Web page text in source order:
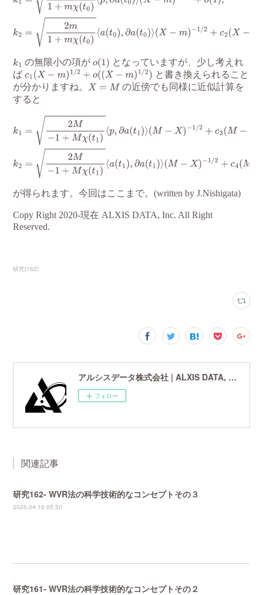
研究(162)
アルシスデータ株式会社 | ALXIS DATA, Inc. | 世界最先端の画像鮮鋭化技術研究開発企業
フォロー
関連記事
研究162- WVR法の科学技術的なコンセプトその３
2025.04.16 05:50
研究161- WVR法の科学技術的なコンセプトその２